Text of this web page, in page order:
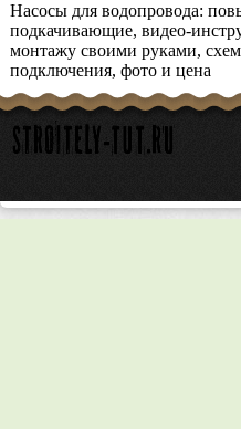
Насосы для водопровода:
подкачивающие, видео-
монтажу своими руками,
подключения, фото и цена